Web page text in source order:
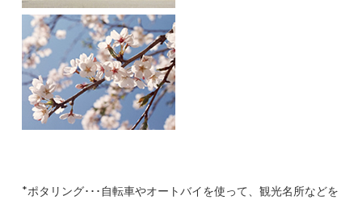
*ポタリング･･･自転車やオートバイを使って、観光名所などを